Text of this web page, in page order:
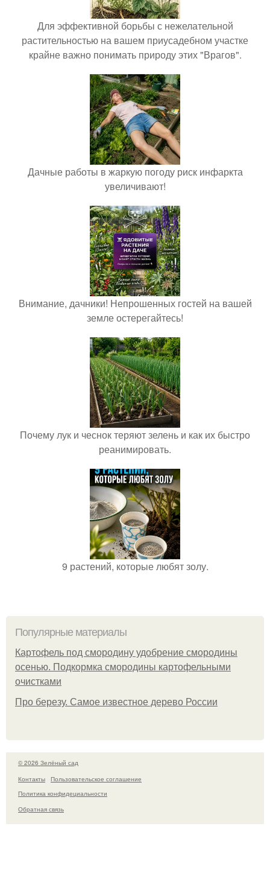
Для эффективной борьбы с нежелательной
растительностью на вашем приусадебном участке
крайне важно понимать природу этих "Врагов".
Дачные работы в жаркую погоду риск инфаркта
увеличивают!
Внимание, дачники! Непрошенных гостей на вашей
земле остерегайтесь!
Почему лук и чеснок теряют зелень и как их быстро
реанимировать.
9 растений, которые любят золу.
Популярные материалы
Картофель под смородину удобрение смородины
осенью. Подкормка смородины картофельными
очистками
Про березу. Самое известное дерево России
© 2026 Зелёный сад
Контакты
Пользовательское соглашение
Политика конфидециальности
Обратная связь